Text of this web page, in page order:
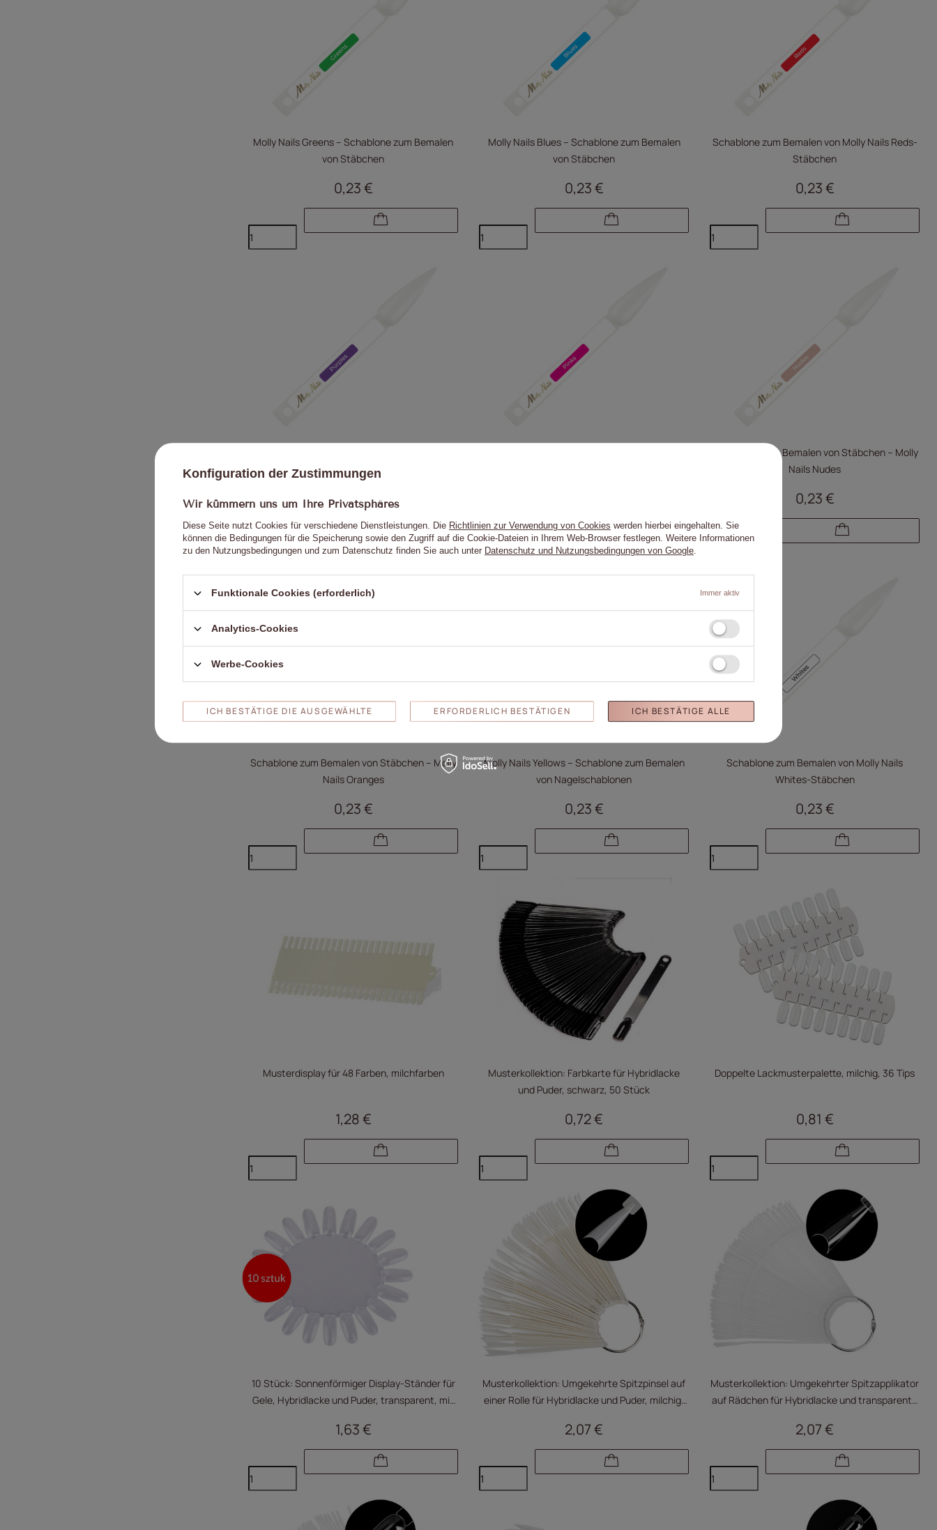
Molly Nails Greens – Schablone zum Bemalen
von Stäbchen
0,23 €
Molly Nails Blues – Schablone zum Bemalen
von Stäbchen
0,23 €
Schablone zum Bemalen von Molly Nails Reds-
Stäbchen
0,23 €
Nails Purples
0,23 €
Schablone zum Bemalen von Stäbchen – Molly
Nails Nudes
0,23 €
Schablone zum Bemalen von Stäbchen – Molly
Nails Oranges
0,23 €
Molly Nails Yellows – Schablone zum Bemalen
von Nagelschablonen
0,23 €
Schablone zum Bemalen von Molly Nails
Whites-Stäbchen
0,23 €
Musterdisplay für 48 Farben, milchfarben
1,28 €
Musterkollektion: Farbkarte für Hybridlacke
und Puder, schwarz, 50 Stück
0,72 €
Doppelte Lackmusterpalette, milchig, 36 Tips
0,81 €
10 Stück: Sonnenförmiger Display-Ständer für
Gele, Hybridlacke und Puder, transparent, mit
1,63 €
Musterkollektion: Umgekehrte Spitzpinsel auf
einer Rolle für Hybridlacke und Puder, milchig,
2,07 €
Musterkollektion: Umgekehrter Spitzapplikator
auf Rädchen für Hybridlacke und transparente
2,07 €
Konfiguration der Zustimmungen
Wir kümmern uns um Ihre Privatsphäres
Diese Seite nutzt Cookies für verschiedene Dienstleistungen. Die Richtlinien zur Verwendung von Cookies werden hierbei eingehalten. Sie
können die Bedingungen für die Speicherung sowie den Zugriff auf die Cookie-Dateien in Ihrem Web-Browser festlegen. Weitere Informationen
zu den Nutzungsbedingungen und zum Datenschutz finden Sie auch unter Datenschutz und Nutzungsbedingungen von Google.
Funktionale Cookies (erforderlich) Immer aktiv
Analytics-Cookies
Werbe-Cookies
ICH BESTÄTIGE DIE AUSGEWÄHLTE ERFORDERLICH BESTÄTIGEN ICH BESTÄTIGE ALLE